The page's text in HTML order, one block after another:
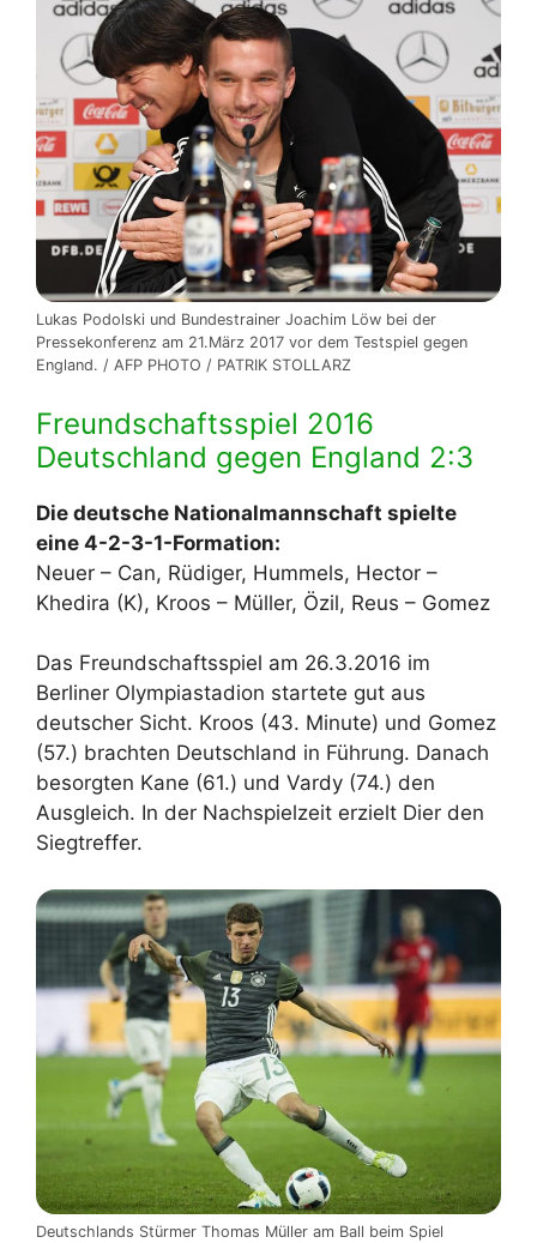
Lukas Podolski und Bundestrainer Joachim Löw bei der
Pressekonferenz am 21.März 2017 vor dem Testspiel gegen
England. / AFP PHOTO / PATRIK STOLLARZ
Freundschaftsspiel 2016
Deutschland gegen England 2:3
Die deutsche Nationalmannschaft spielte
eine 4-2-3-1-Formation:
Neuer – Can, Rüdiger, Hummels, Hector –
Khedira (K), Kroos – Müller, Özil, Reus – Gomez
Das Freundschaftsspiel am 26.3.2016 im
Berliner Olympiastadion startete gut aus
deutscher Sicht. Kroos (43. Minute) und Gomez
(57.) brachten Deutschland in Führung. Danach
besorgten Kane (61.) und Vardy (74.) den
Ausgleich. In der Nachspielzeit erzielt Dier den
Siegtreffer.
Deutschlands Stürmer Thomas Müller am Ball beim Spiel